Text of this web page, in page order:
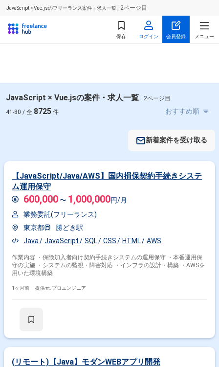
JavaScript × Vue.jsのフリーランス案件・求人一覧 | 2ページ目
保存 ログイン 会員登録 メニュー
JavaScript × Vue.jsの案件・求人一覧
2ページ目
41-80 / 全 8725 件
新着案件を受け取る
【JavaScript/Java/AWS】国内損保契約手続きシステ
ム運用保守
600,000 〜 1,000,000円/月
業務委託(フリーランス)
東京都
勝どき駅
Java
JavaScript SQL CSS HTML AWS
作業内容 ・保険加入者向け契約手続きシステムの運用保守 ・本番運用保
守の実施 ・システムの監視・障害対応 ・インフラの設計・構築 ・AWSを
用いた環境構築
1ヶ月前・ 提供元: プロエンジニア
(リモート)【Java】モダンWEBアプリ開発